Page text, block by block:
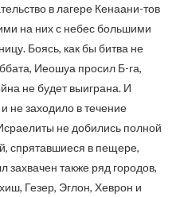
в лагере Кенаани-тов
на них с небес большими
Боясь, как бы битва не
Иеошуа просил Б-га,
не будет выиграна. И
не заходило в течение
не добились полной
спрятавшиеся в пещере,
также ряд городов,
Гезер, Эглон, Хеврон и